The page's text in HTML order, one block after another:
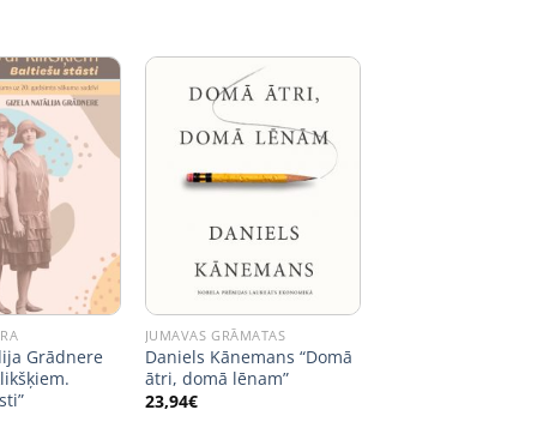
Grādnere
JUMAVAS GRĀMATAS
Daniels Kānemans “Domā
ātri, domā lēnam”
23,94€